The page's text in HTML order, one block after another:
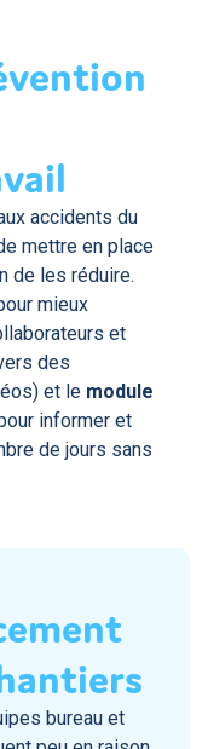
accidents du
mettre en place
de les réduire.
mieux
et
des
et le module
informer et
de jours sans
bureau et